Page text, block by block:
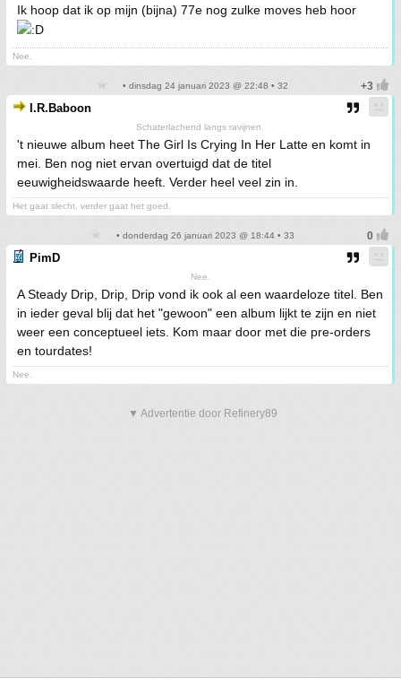
Ik hoop dat ik op mijn (bijna) 77e nog zulke moves heb hoor
Nee.
• dinsdag 24 januari 2023 @ 22:48 • 32
I.R.Baboon
Schaterlachend langs ravijnen.
't nieuwe album heet The Girl Is Crying In Her Latte en komt in
mei. Ben nog niet ervan overtuigd dat de titel
eeuwigheidswaarde heeft. Verder heel veel zin in.
Het gaat slecht, verder gaat het goed.
• donderdag 26 januari 2023 @ 18:44 • 33
PimD
Nee.
A Steady Drip, Drip, Drip vond ik ook al een waardeloze titel. Ben
in ieder geval blij dat het "gewoon" een album lijkt te zijn en niet
weer een conceptueel iets. Kom maar door met die pre-orders
en tourdates!
Nee.
▼ Advertentie door Refinery89